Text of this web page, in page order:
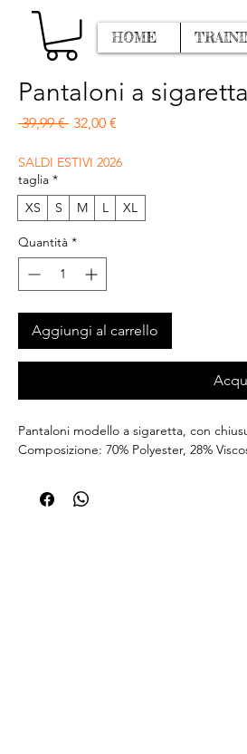
HOME
Pantaloni a
39,99 € Prezzo regolare
32,00 €
SALDI ESTIVI 2026
taglia *
XS
S M L XL
Quantità *
Aggiungi al carrello
Pantaloni modello a sigaretta, con
Composizione: 70% Polyester, 28%